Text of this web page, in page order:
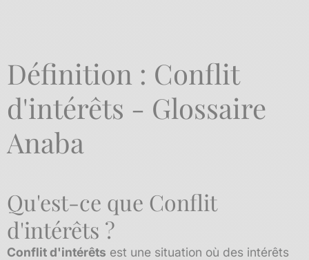
Définition : Conflit
d'intérêts - Glossaire
Anaba
Qu'est-ce que Conflit
d'intérêts ?
Conflit d'intérêts est une situation où des intérêts